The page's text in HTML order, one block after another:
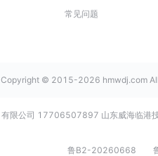
常见问题
Copyright © 2015-2026 hmwdj.com All
有限公司 17706507897 山东威海临港
鲁B2-20260668